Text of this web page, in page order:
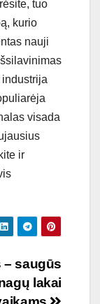
tuo
kurio
nauji
visada
ir
– saugūs
lakai